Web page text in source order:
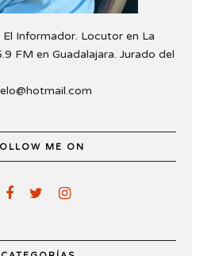
Informador. Locutor en La
FM en Guadalajara. Jurado del
ME ON